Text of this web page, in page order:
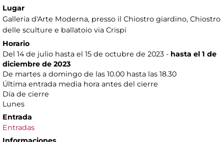
Lugar
Galleria d'Arte Moderna, presso il Chiostro giardino, Chiostro
delle sculture e ballatoio via Crispi
Horario
Del 14 de julio hasta el 15 de octubre de 2023 - hasta el 1 de
diciembre de 2023
De martes a domingo de las 10.00 hasta las 18.30
Última entrada media hora antes del cierre
Día de cierre
Lunes
Entrada
Entradas